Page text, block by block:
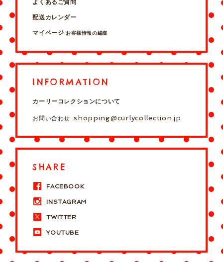
よくあるご質問
配送カレンダー
マイページ お客様情報の編集
INFORMATION
カーリーコレクションについて
お問い合わせ:shopping@curlycollection.jp
SHARE
FACEBOOK
INSTAGRAM
TWITTER
YOUTUBE